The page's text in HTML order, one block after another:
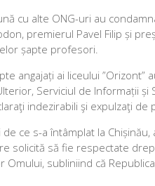
cu alte ONG-uri au
premierul Pavel Filip și
șapte profesori.
angajați ai liceului
Serviciul de Informații
indezirabili şi expulzaţi de
ce s-a întâmplat la
solicită să fie respectate
Omului, subliniind că